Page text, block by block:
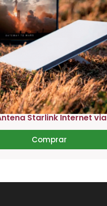
Starlink Internet via
Comprar